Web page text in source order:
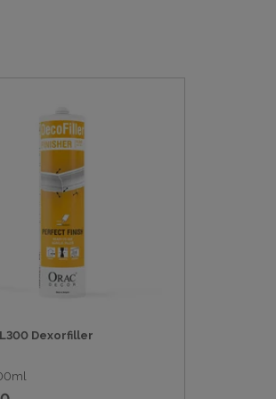
Dexorfiller